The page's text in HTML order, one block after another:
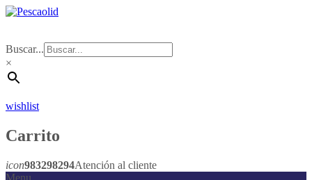
Buscar...
×
wishlist
Carrito
icon983298294Atención al cliente
Menu